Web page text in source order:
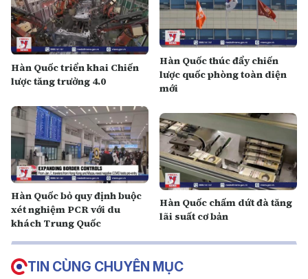
Hàn Quốc triển khai Chiến
lược tăng trưởng 4.0
Hàn Quốc thúc đẩy chiến
lược quốc phòng toàn diện
mới
Hàn Quốc bỏ quy định buộc
xét nghiệm PCR với du
khách Trung Quốc
Hàn Quốc chấm dứt đà tăng
lãi suất cơ bản
TIN CÙNG CHUYÊN MỤC